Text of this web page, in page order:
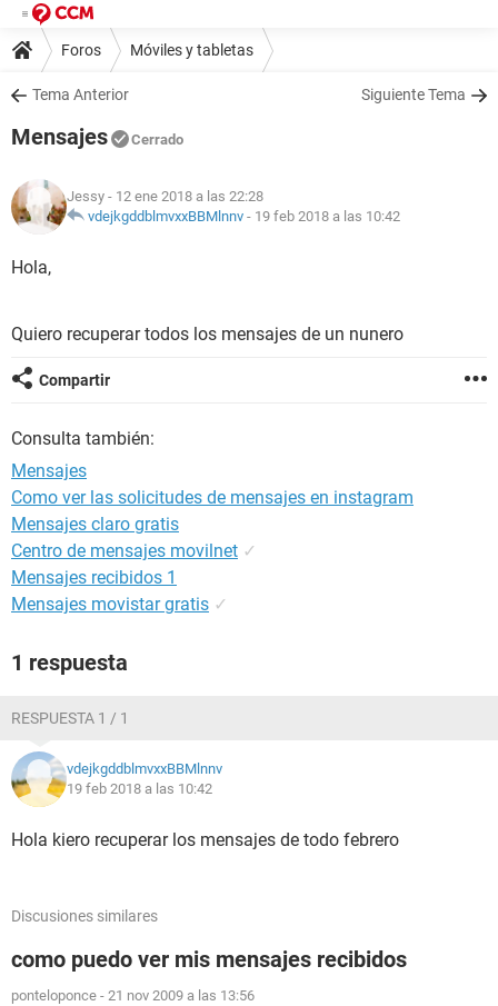
Foros Móviles y tabletas
Tema Anterior Siguiente Tema
Mensajes Cerrado
Jessy - 12 ene 2018 a las 22:28
vdejkgddblmvxxBBMlnnv - 19 feb 2018 a las 10:42
Hola,
Quiero recuperar todos los mensajes de un nunero
Compartir
Consulta también:
Mensajes
Como ver las solicitudes de mensajes en instagram
Mensajes claro gratis
Centro de mensajes movilnet ✓
Mensajes recibidos 1
Mensajes movistar gratis ✓
1 respuesta
RESPUESTA 1 / 1
vdejkgddblmvxxBBMlnnv
19 feb 2018 a las 10:42
Hola kiero recuperar los mensajes de todo febrero
Discusiones similares
como puedo ver mis mensajes recibidos
ponteloponce - 21 nov 2009 a las 13:56